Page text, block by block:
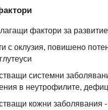
фактори за
с оклузия, повишено
системни
в неутрофилите,
кожни заболявания -